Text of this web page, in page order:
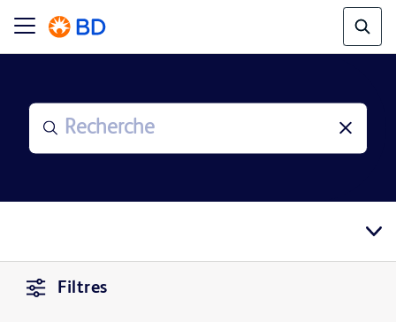
Filtres